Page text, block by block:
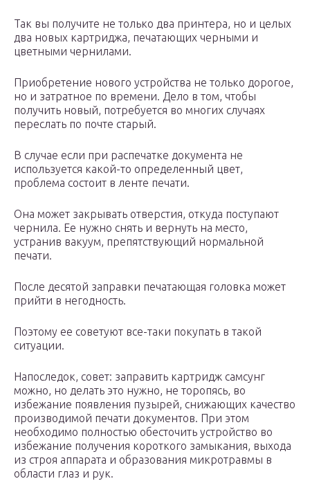
Так вы получите не только два принтера, но и целых
два новых картриджа, печатающих черными и
цветными чернилами.
Приобретение нового устройства не только дорогое,
но и затратное по времени. Дело в том, чтобы
получить новый, потребуется во многих случаях
переслать по почте старый.
В случае если при распечатке документа не
используется какой-то определенный цвет,
проблема состоит в ленте печати.
Она может закрывать отверстия, откуда поступают
чернила. Ее нужно снять и вернуть на место,
устранив вакуум, препятствующий нормальной
печати.
После десятой заправки печатающая головка может
прийти в негодность.
Поэтому ее советуют все-таки покупать в такой
ситуации.
Напоследок, совет: заправить картридж самсунг
можно, но делать это нужно, не торопясь, во
избежание появления пузырей, снижающих качество
производимой печати документов. При этом
необходимо полностью обесточить устройство во
избежание получения короткого замыкания, выхода
из строя аппарата и образования микротравмы в
области глаз и рук.